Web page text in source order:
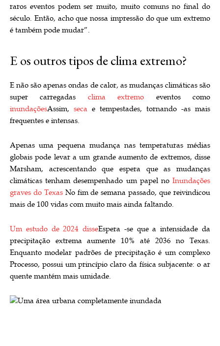
raros eventos podem ser muito, muito comuns no final do
século. Então, acho que nossa impressão do que um extremo
é também pode mudar”.
E os outros tipos de clima extremo?
E não são apenas ondas de calor, as mudanças climáticas são
super carregadas clima extremo eventos como
inundaçõesAssim, seca e tempestades, tornando -as mais
frequentes e intensas.
Apenas uma pequena mudança nas temperaturas médias
globais pode levar a um grande aumento de extremos, disse
Marsham, acrescentando que espera que as mudanças
climáticas tenham desempenhado um papel no Inundações
graves do TexasNo fim de semana passado, que reivindicou
mais de 100 vidas com muito mais ainda faltando.
Um estudo de 2024 disseEspera -se que a intensidade da
precipitação extrema aumente 10% até 2036 no Texas.
Enquanto modelar padrões de precipitação é um complexo
Processo, possui um princípio claro da física subjacente: o ar
quente mantém mais umidade.